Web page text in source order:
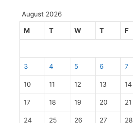
August 2026
M T W T F
3 4 5 6 7
10 11 12 13 14
17 18 19 20 21
24 25 26 27 28